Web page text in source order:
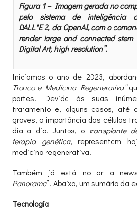
Figura 1 – Imagem gerada no
pelo sistema de inteligência
DALL*E 2, da OpenAI, com o
render large and connected stem
Digital Art, high resolution”.
Iniciamos o ano de 2023,
Tronco e Medicina Regenerativa”
partes. Devido às suas
tratamento e, alguns casos, até
graves, a importância das células
dia a dia. Juntos, o transplante
terapia genética, representam
medicina regenerativa.
Também já está no ar a
Panorama”. Abaixo, um sumário da
Tecnologia